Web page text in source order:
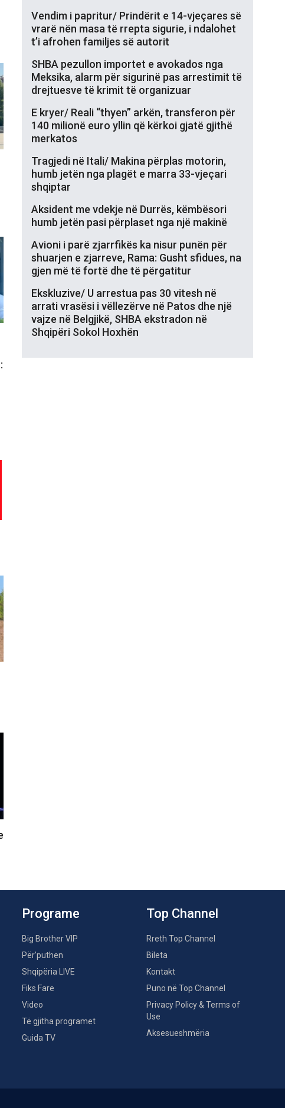
Vendim i papritur/ Prindërit e 14-vjeçares së
vrarë nën masa të rrepta sigurie, i ndalohet
t’i afrohen familjes së autorit
SHBA pezullon importet e avokados nga
Meksika, alarm për sigurinë pas arrestimit të
drejtuesve të krimit të organizuar
E kryer/ Reali “thyen” arkën, transferon për
140 milionë euro yllin që kërkoi gjatë gjithë
merkatos
Tragjedi në Itali/ Makina përplas motorin,
humb jetën nga plagët e marra 33-vjeçari
shqiptar
Aksident me vdekje në Durrës, këmbësori
humb jetën pasi përplaset nga një makinë
Avioni i parë zjarrfikës ka nisur punën për
shuarjen e zjarreve, Rama: Gusht sfidues, na
gjen më të fortë dhe të përgatitur
Ekskluzive/ U arrestua pas 30 vitesh në
arrati vrasësi i vëllezërve në Patos dhe një
vajze në Belgjikë, SHBA ekstradon në
Shqipëri Sokol Hoxhën
Programe
Big Brother VIP
Për’puthen
Shqipëria LIVE
Fiks Fare
Video
Të gjitha programet
Guida TV
Top Channel
Rreth Top Channel
Bileta
Kontakt
Puno në Top Channel
Privacy Policy & Terms of
Use
Aksesueshmëria